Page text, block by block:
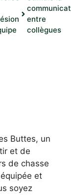
entre
collègues
Buttes, un
et de
de chasse
et
soyez